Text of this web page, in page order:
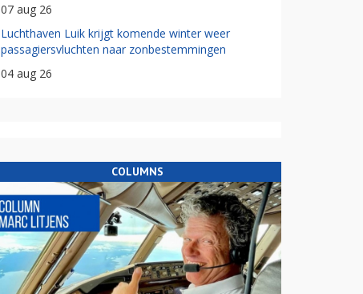
07 aug 26
Luchthaven Luik krijgt komende winter weer
passagiersvluchten naar zonbestemmingen
04 aug 26
COLUMNS